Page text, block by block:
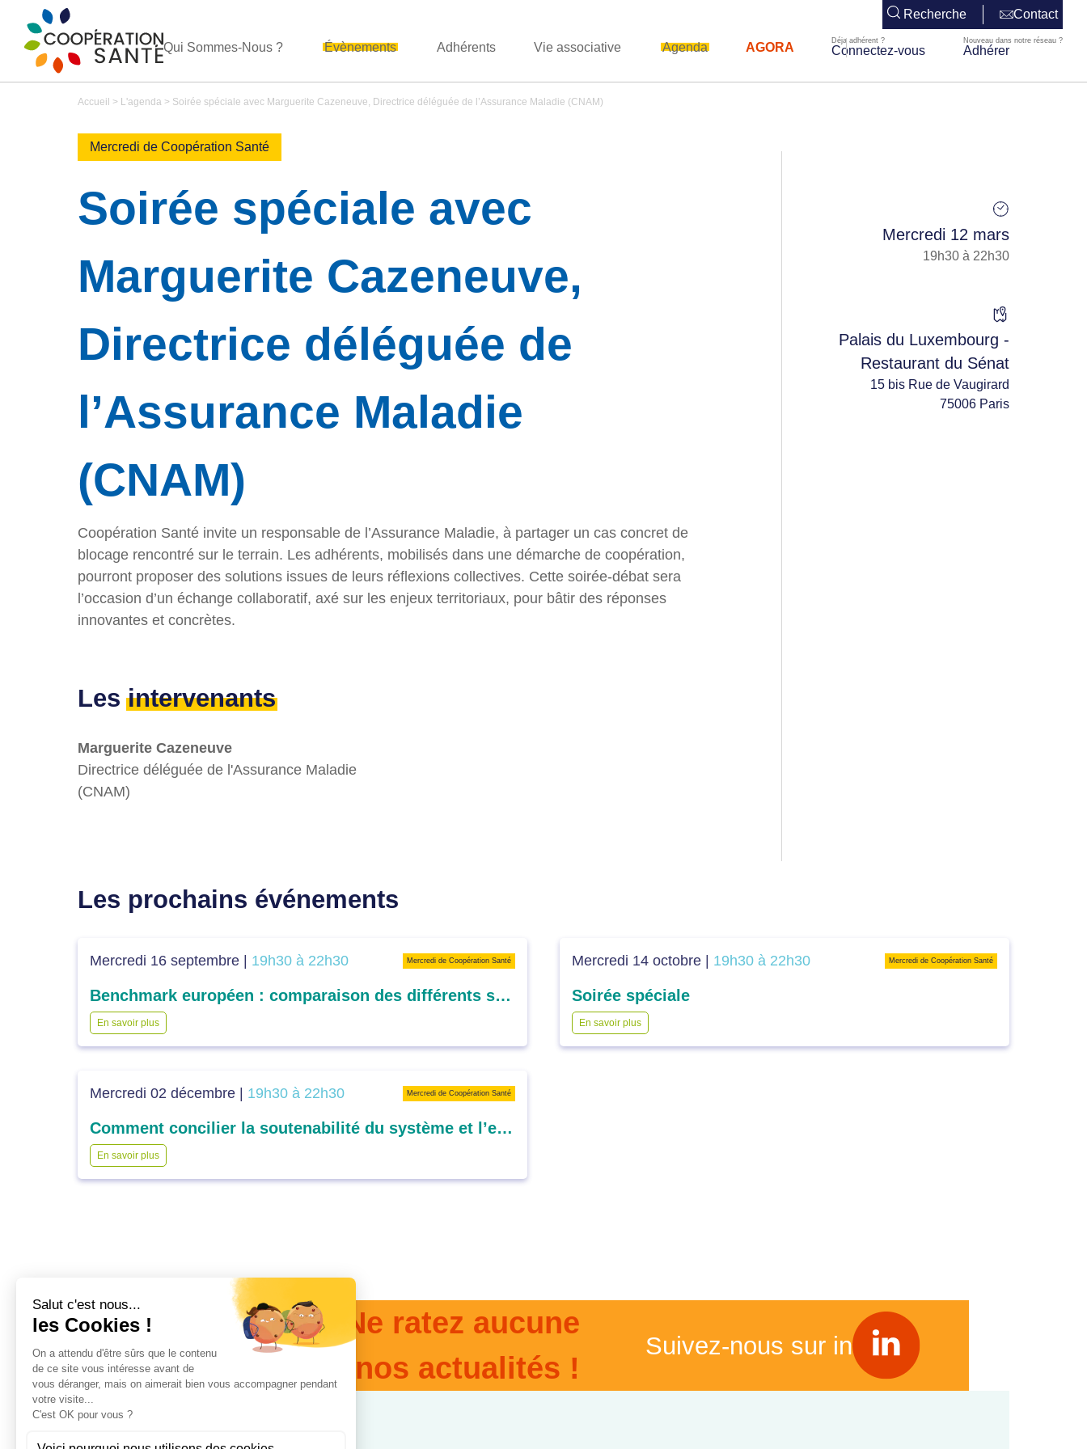
Recherche Contact
Qui Sommes-Nous ? Évènements Adhérents Vie associative Agenda AGORA Connectez-vous Adhérer
Accueil > L'agenda > Soirée spéciale avec Marguerite Cazeneuve, Directrice déléguée de l’Assurance Maladie (CNAM)
Mercredi de Coopération Santé
Soirée spéciale avec
Marguerite Cazeneuve,
Directrice déléguée de
l’Assurance Maladie
(CNAM)
Coopération Santé invite un responsable de l’Assurance Maladie, à partager un cas concret de
blocage rencontré sur le terrain. Les adhérents, mobilisés dans une démarche de coopération,
pourront proposer des solutions issues de leurs réflexions collectives. Cette soirée-débat sera
l’occasion d’un échange collaboratif, axé sur les enjeux territoriaux, pour bâtir des réponses
innovantes et concrètes.
Lesintervenants
Marguerite Cazeneuve
Directrice déléguée de l'Assurance Maladie
(CNAM)
Mercredi 12 mars
19h30 à 22h30
Palais du Luxembourg -
Restaurant du Sénat
15 bis Rue de Vaugirard
75006 Paris
Les prochains événements
Mercredi 16 septembre | 19h30 à 22h30 Mercredi de Coopération Santé
Benchmark européen : comparaison des différents systèmes de santé européens dans l’accès aux soins
En savoir plus
Mercredi 14 octobre | 19h30 à 22h30 Mercredi de Coopération Santé
Soirée spéciale
En savoir plus
Mercredi 02 décembre | 19h30 à 22h30 Mercredi de Coopération Santé
Comment concilier la soutenabilité du système et l’efficience des dépenses dans l’accès aux soins : la question du financement ?
En savoir plus
Ne ratez aucune
de nos actualités !
Suivez-nous sur in